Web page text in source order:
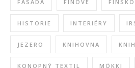
FASÁDA FINOVÉ FINSKO
HISTORIE INTERIÉRY
JEZERO KNIHOVNA
KONOPNÝ TEXTIL MÖKKI